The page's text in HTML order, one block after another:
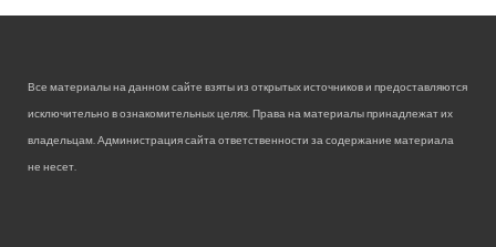
Все материалы на данном сайте взяты из открытых источников и предоставляются
исключительно в ознакомительных целях. Права на материалы принадлежат их
владельцам. Администрация сайта ответственности за содержание материала
не несет.